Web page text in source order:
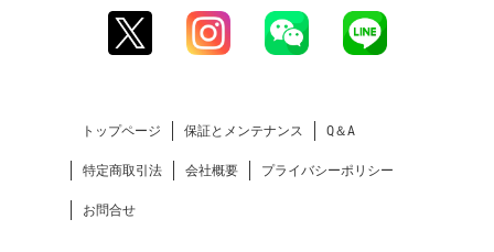
トップページ 保証とメンテナンス Q＆A
特定商取引法 会社概要 プライバシーポリシー
お問合せ